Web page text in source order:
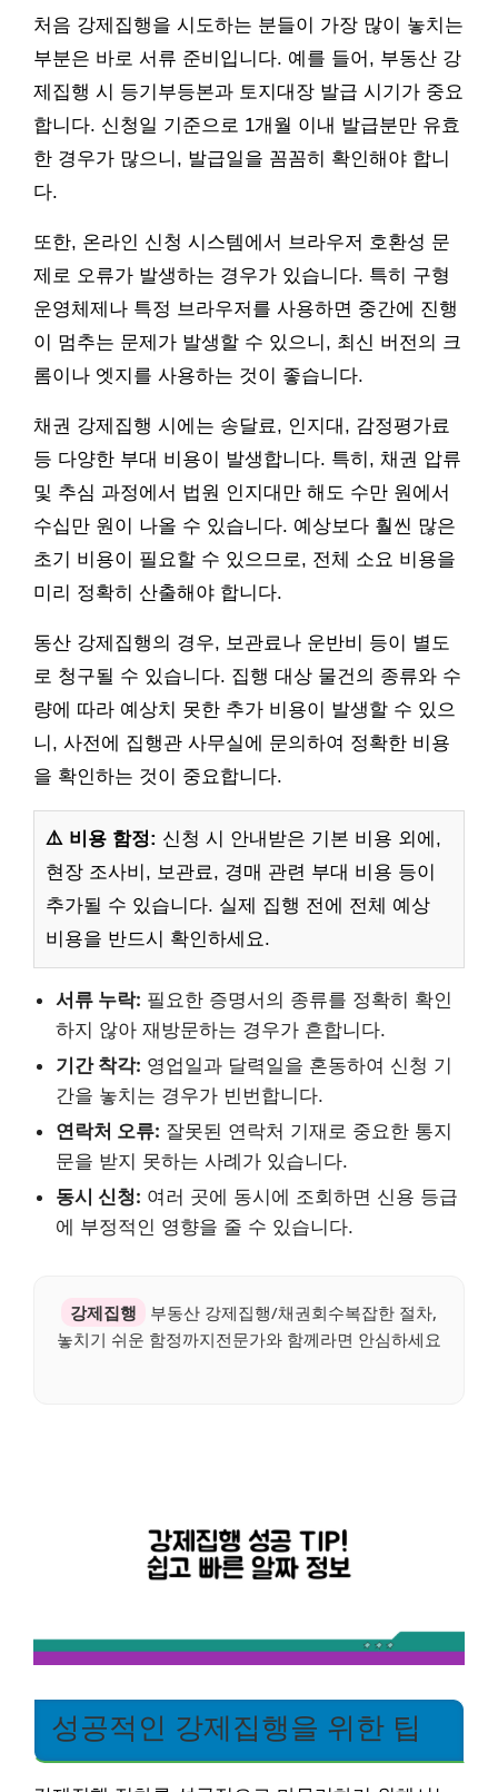
처음 강제집행을 시도하는 분들이 가장 많이 놓치는
부분은 바로 서류 준비입니다. 예를 들어, 부동산 강
제집행 시 등기부등본과 토지대장 발급 시기가 중요
합니다. 신청일 기준으로 1개월 이내 발급분만 유효
한 경우가 많으니, 발급일을 꼼꼼히 확인해야 합니
다.
또한, 온라인 신청 시스템에서 브라우저 호환성 문
제로 오류가 발생하는 경우가 있습니다. 특히 구형
운영체제나 특정 브라우저를 사용하면 중간에 진행
이 멈추는 문제가 발생할 수 있으니, 최신 버전의 크
롬이나 엣지를 사용하는 것이 좋습니다.
채권 강제집행 시에는 송달료, 인지대, 감정평가료
등 다양한 부대 비용이 발생합니다. 특히, 채권 압류
및 추심 과정에서 법원 인지대만 해도 수만 원에서
수십만 원이 나올 수 있습니다. 예상보다 훨씬 많은
초기 비용이 필요할 수 있으므로, 전체 소요 비용을
미리 정확히 산출해야 합니다.
동산 강제집행의 경우, 보관료나 운반비 등이 별도
로 청구될 수 있습니다. 집행 대상 물건의 종류와 수
량에 따라 예상치 못한 추가 비용이 발생할 수 있으
니, 사전에 집행관 사무실에 문의하여 정확한 비용
을 확인하는 것이 중요합니다.
⚠️ 비용 함정: 신청 시 안내받은 기본 비용 외에,
현장 조사비, 보관료, 경매 관련 부대 비용 등이
추가될 수 있습니다. 실제 집행 전에 전체 예상
비용을 반드시 확인하세요.
서류 누락: 필요한 증명서의 종류를 정확히 확인
하지 않아 재방문하는 경우가 흔합니다.
기간 착각: 영업일과 달력일을 혼동하여 신청 기
간을 놓치는 경우가 빈번합니다.
연락처 오류: 잘못된 연락처 기재로 중요한 통지
문을 받지 못하는 사례가 있습니다.
동시 신청: 여러 곳에 동시에 조회하면 신용 등급
에 부정적인 영향을 줄 수 있습니다.
강제집행
부동산 강제집행/채권회수복잡한 절차,
놓치기 쉬운 함정까지전문가와 함께라면 안심하세요
성공적인 강제집행을 위한 팁